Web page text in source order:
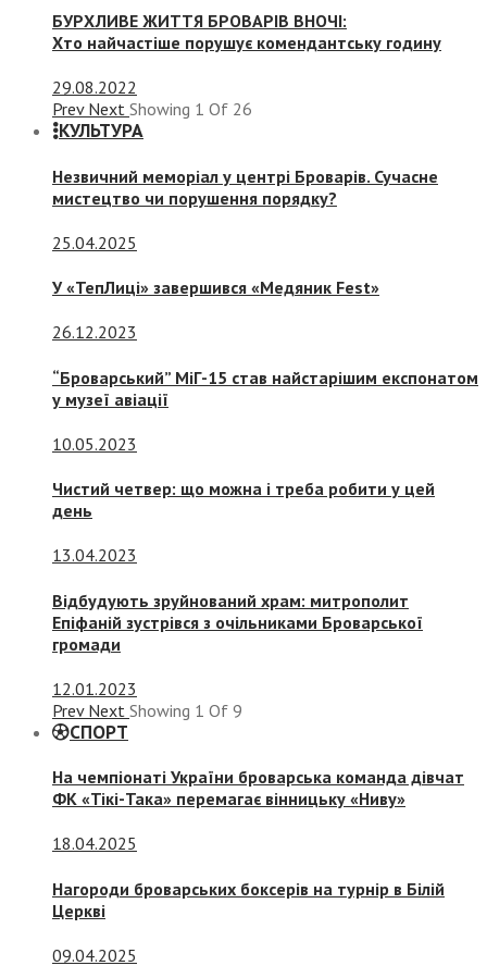
БУРХЛИВЕ ЖИТТЯ БРОВАРІВ ВНОЧІ:
Хто найчастіше порушує комендантську годину
29.08.2022
Prev Next Showing 1 Of 26
КУЛЬТУРА
Незвичний меморіал у центрі Броварів. Сучасне
мистецтво чи порушення порядку?
25.04.2025
У «ТепЛиці» завершився «Медяник Fest»
26.12.2023
“Броварський” МіГ-15 став найстарішим експонатом
у музеї авіації
10.05.2023
Чистий четвер: що можна і треба робити у цей
день
13.04.2023
Відбудують зруйнований храм: митрополит
Епіфаній зустрівся з очільниками Броварської
громади
12.01.2023
Prev Next Showing 1 Of 9
СПОРТ
На чемпіонаті України броварська команда дівчат
ФК «Тікі-Така» перемагає вінницьку «Ниву»
18.04.2025
Нагороди броварських боксерів на турнір в Білій
Церкві
09.04.2025